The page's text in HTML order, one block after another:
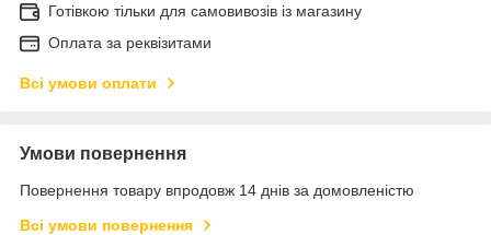
Готівкою тільки для самовивозів із магазину
Оплата за реквізитами
Всі умови оплати
Умови повернення
Повернення товару впродовж 14 днів за домовленістю
Всі умови повернення